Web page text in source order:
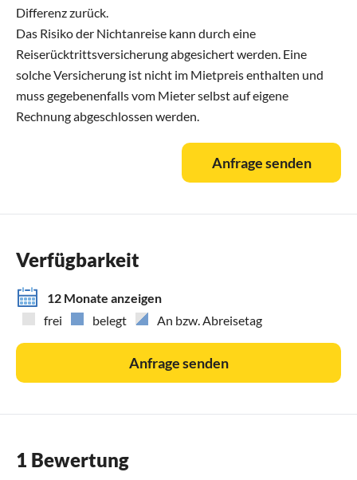
Differenz zurück.
Das Risiko der Nichtanreise kann durch eine
Reiserücktrittsversicherung abgesichert werden. Eine
solche Versicherung ist nicht im Mietpreis enthalten und
muss gegebenenfalls vom Mieter selbst auf eigene
Rechnung abgeschlossen werden.
Anfrage senden
Verfügbarkeit
12 Monate anzeigen
frei
belegt An bzw. Abreisetag
Anfrage senden
1 Bewertung